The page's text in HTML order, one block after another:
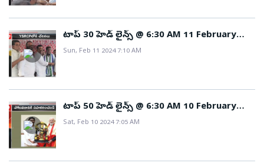
టాప్ 30 హెడ్ లైన్స్ @ 6:30 AM 11 February
2024
Sun, Feb 11 2024 7:10 AM
టాప్ 50 హెడ్ లైన్స్ @ 6:30 AM 10 February
2024
Sat, Feb 10 2024 7:05 AM